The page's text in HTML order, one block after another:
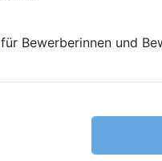
für Bewerberinnen und